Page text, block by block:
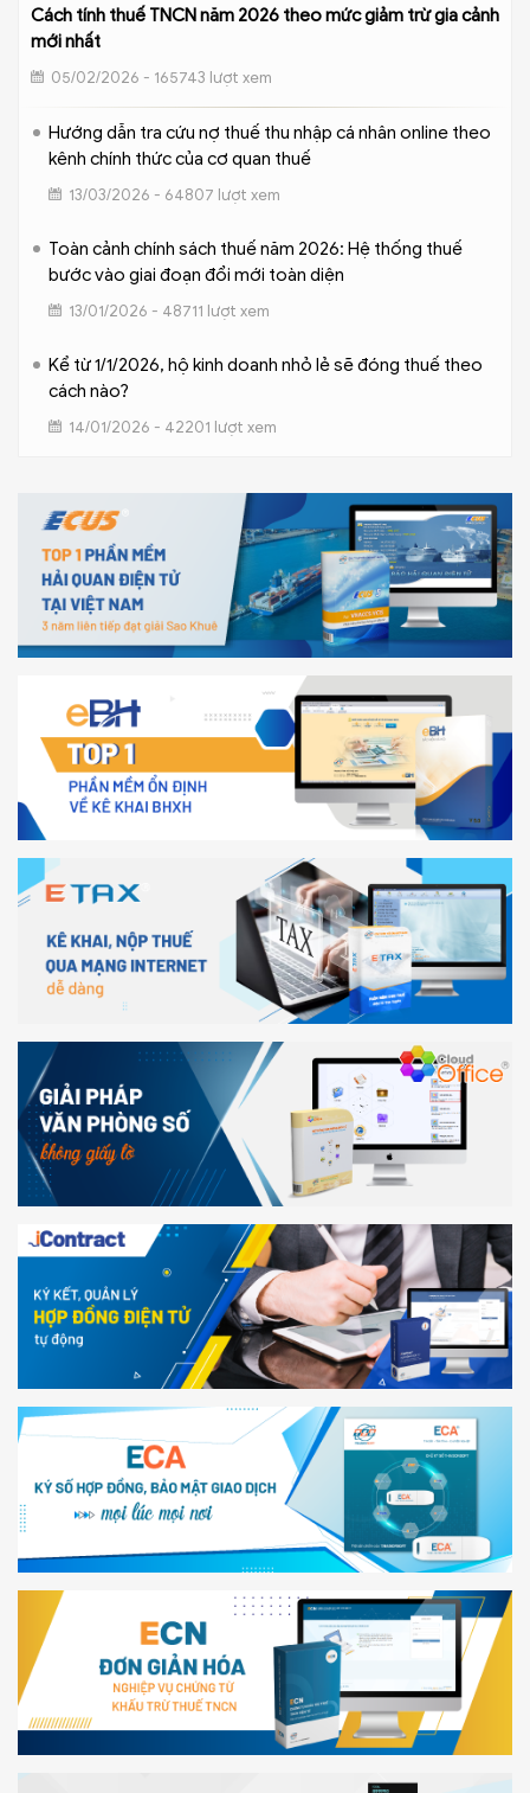
Cách tính thuế TNCN năm 2026 theo mức giảm trừ gia cảnh
mới nhất
05/02/2026 - 165743 lượt xem
Hướng dẫn tra cứu nợ thuế thu nhập cá nhân online theo
kênh chính thức của cơ quan thuế
13/03/2026 - 64807 lượt xem
Toàn cảnh chính sách thuế năm 2026: Hệ thống thuế
bước vào giai đoạn đổi mới toàn diện
13/01/2026 - 48711 lượt xem
Kể từ 1/1/2026, hộ kinh doanh nhỏ lẻ sẽ đóng thuế theo
cách nào?
14/01/2026 - 42201 lượt xem